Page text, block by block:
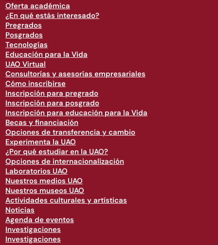
Oferta académica
¿En qué estás interesado?
Pregrados
Posgrados
Tecnologías
Educación para la Vida
UAO Virtual
Consultorías y asesorías empresariales
Cómo inscribirse
Inscripción para pregrado
Inscripción para posgrado
Inscripción para educación para la Vida
Becas y financiación
Opciones de transferencia y cambio
Experimenta la UAO
¿Por qué estudiar en la UAO?
Opciones de internacionalización
Laboratorios UAO
Nuestros medios UAO
Nuestros museos UAO
Actividades culturales y artísticas
Noticias
Agenda de eventos
Investigaciones
Investigaciones